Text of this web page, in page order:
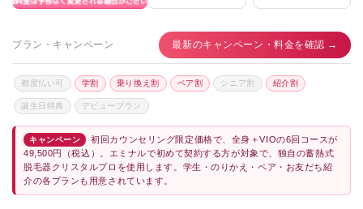
神野美容形成外科クリニック ★3.0 / 5（25件）
岡田形成外科皮フ科クリニック ★2.8 / 5（29件）
くわばら皮膚科クリニック ★2.9 / 5（43件）
みねぎし皮ふ科形成外科
MEN’S BB福井高柳店
プラン・キャンペーン 最新のキャンペーン・料金を確認 →
都度払い可 学割 乗り換え割 ペア割 シニア割 紹介割
誕生日特典 デビュープラン
キャンペーン
初回カウンセリング限定価格で、全身＋VIOの6回コースが
49,500円（税込）。エミナルで初めて契約する方が対象で、独自の蓄熱式
脱毛器クリスタルプロを使用します。学生・のりかえ・ペア・お友だち紹
介の各プランも用意されています。